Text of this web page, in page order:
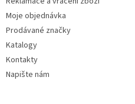
Moje objednávka
Prodávané značky
Katalogy
Kontakty
Napište nám